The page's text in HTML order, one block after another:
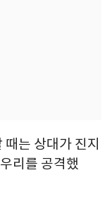
는 상대가 진지
리를 공격했